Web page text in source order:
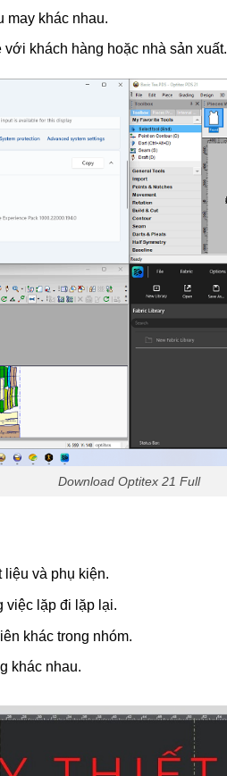
may khác nhau.
khách hàng hoặc nhà sản xuất.
Download Optitex 21 Full
liệu và phụ kiện.
việc lặp đi lặp lại.
khác trong nhóm.
khác nhau.